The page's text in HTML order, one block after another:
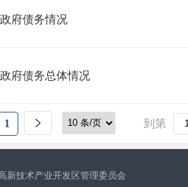
府债务情况
府债务总体情况
1 到第
技术产业开发区管理委员会